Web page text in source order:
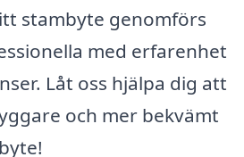
stambyte genomförs
med erfarenhet
Låt oss hjälpa dig att
och mer bekvämt